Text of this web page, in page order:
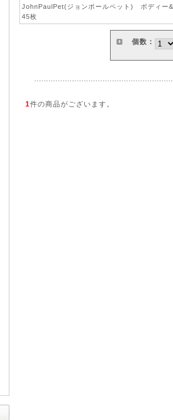
JohnPaulPet(ジョンポールペット) ボディー
45枚
個数：
1 件の商品がございます。